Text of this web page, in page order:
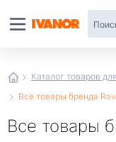
Каталог товаров
Все товары бренда
Все товары